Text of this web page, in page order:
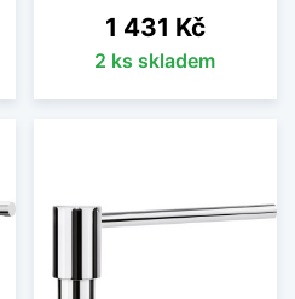
Cena
1 431 Kč
2 ks skladem